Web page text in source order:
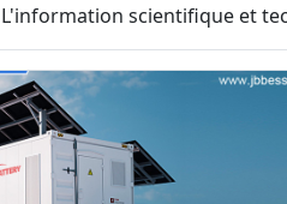
L'information scientifique et